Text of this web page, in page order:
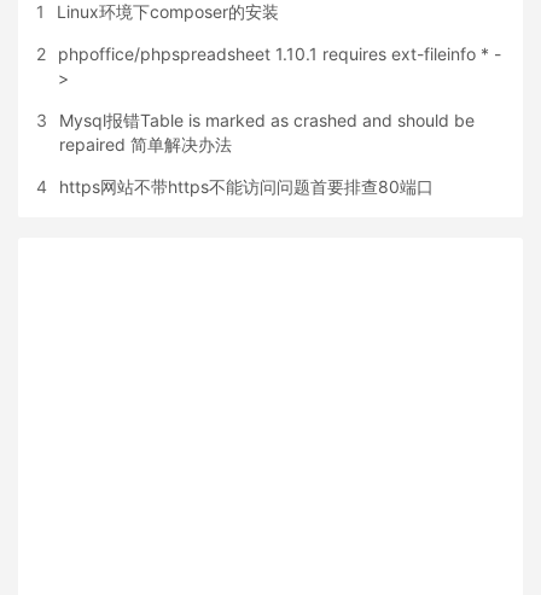
1 Linux环境下composer的安装
2
phpoffice/phpspreadsheet 1.10.1 requires ext-fileinfo * -
>
3
Mysql报错Table is marked as crashed and should be
repaired 简单解决办法
4 https网站不带https不能访问问题首要排查80端口